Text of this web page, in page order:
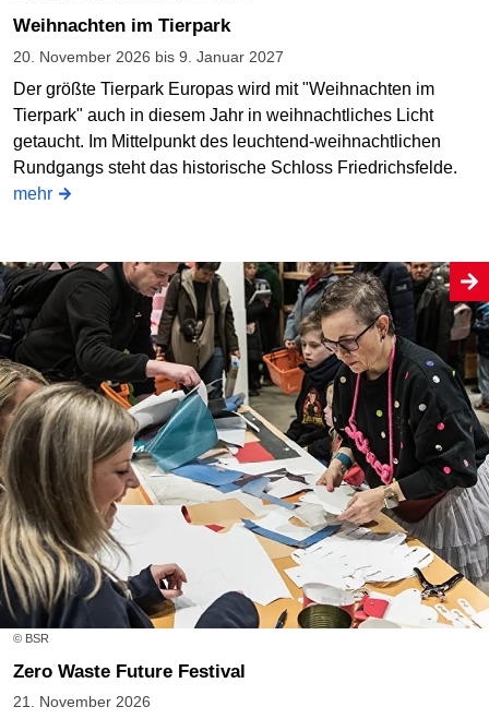
Weihnachten im Tierpark
20. November 2026 bis 9. Januar 2027
Der größte Tierpark Europas wird mit "Weihnachten im
Tierpark" auch in diesem Jahr in weihnachtliches Licht
getaucht. Im Mittelpunkt des leuchtend-weihnachtlichen
Rundgangs steht das historische Schloss Friedrichsfelde.
mehr
© BSR
Zero Waste Future Festival
21. November 2026